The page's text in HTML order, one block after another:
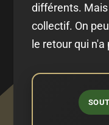
différents.
collectif. On
le retour qui n'a